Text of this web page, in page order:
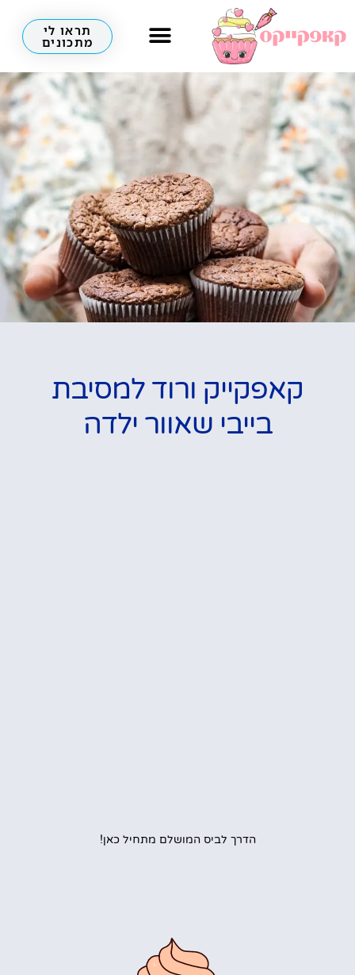
תראו לי
מתכונים
קאפקייק ורוד למסיבת
בייבי שאוור ילדה
הדרך לביס המושלם מתחיל כאן!